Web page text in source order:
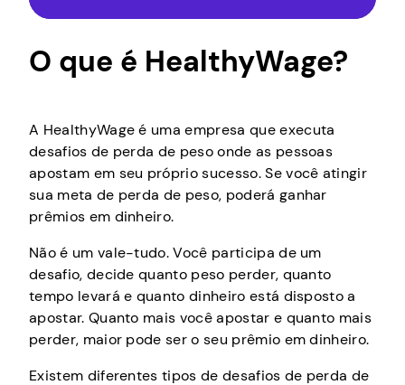
O que é HealthyWage?
A HealthyWage é uma empresa que executa
desafios de perda de peso onde as pessoas
apostam em seu próprio sucesso. Se você atingir
sua meta de perda de peso, poderá ganhar
prêmios em dinheiro.
Não é um vale-tudo. Você participa de um
desafio, decide quanto peso perder, quanto
tempo levará e quanto dinheiro está disposto a
apostar. Quanto mais você apostar e quanto mais
perder, maior pode ser o seu prêmio em dinheiro.
Existem diferentes tipos de desafios de perda de